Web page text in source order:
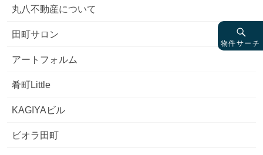
丸八不動産について
田町サロン
アートフォルム
肴町Little
KAGIYAビル
ビオラ田町
物件サーチ